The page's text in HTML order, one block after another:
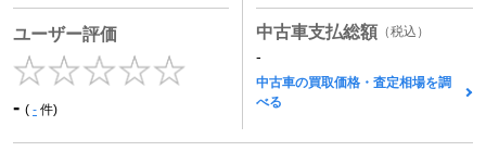
ユーザー評価
- ( - 件)
中古車支払総額 （税込）
-
中古車の買取価格・査定相場を調
べる